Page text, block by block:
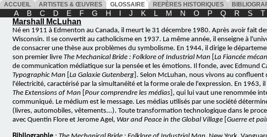
ACCUEIL ARTISTES & ŒUVRES GLOSSAIRE REPÈRES HISTORIQUES
A
B C D E F G H I J K L M N O P Q R S T